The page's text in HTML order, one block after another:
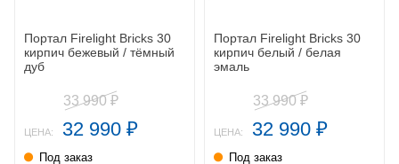
Портал Firelight Bricks 30
кирпич бежевый / тёмный
дуб
33 990 ₽
ЦЕНА: 32 990 ₽
Под заказ
Портал Firelight Bricks 30
кирпич белый / белая
эмаль
33 990 ₽
ЦЕНА: 32 990 ₽
Под заказ